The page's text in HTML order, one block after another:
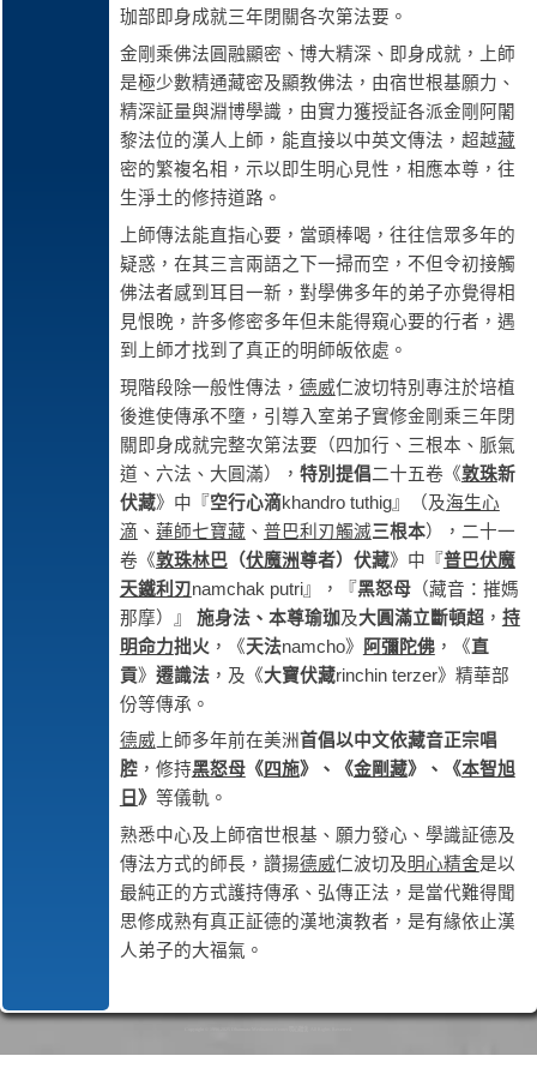
珈部即身成就三年閉關各次第法要。
金剛乘佛法圓融顯密、博大精深、即身成就，上師
是極少數精通藏密及顯教佛法，由宿世根基願力、
精深証量與淵博學識，由實力獲授証各派金剛阿闍
黎法位的漢人上師，能直接以中英文傳法，超越藏
密的繁複名相，示以即生明心見性，相應本尊，往
生淨土的修持道路。
上師傳法能直指心要，當頭棒喝，往往信眾多年的
疑惑，在其三言兩語之下一掃而空，不但令初接觸
佛法者感到耳目一新，對學佛多年的弟子亦覺得相
見恨晚，許多修密多年但未能得窺心要的行者，遇
到上師才找到了真正的明師皈依處。
現階段除一般性傳法， 德威仁波切特別專注於培植
後進使傳承不墮，引導入室弟子實修金剛乘三年閉
關即身成就完整次第法要（四加行、三根本、脈氣
道、六法、大圓滿）， 特別 提倡二十五卷《敦珠新
伏藏》中『空行心滴khandro tuthig』（及海生心
滴 、 蓮師七寶藏 、 普巴利刃觸滅三根本），二十一
卷《敦珠林巴（伏魔洲尊者）伏藏》中『普巴伏魔
天鐵利刃namchak putri』，『黑怒母（藏音：摧媽
那摩）』 施身法、本尊瑜珈 及大圓滿立斷頓超， 持
明命力拙火 ，《天法namcho》 阿彌陀佛，《直
貢》 遷識法，及《大寶伏藏rinchin terzer》精華部
份等傳承。
德威 上師多年前在美洲首倡以中文依藏音正宗唱
腔，修持黑怒母《四施》、《金剛藏》、《本智旭
日 》 等儀軌。
熟悉中心及上師宿世根基、願力發心、學識証德及
傳法方式的師長，讚揚德威仁波切及明心精舍是以
最純正的方式護持傳承、弘傳正法，是當代難得聞
思修成熟有真正証德的漢地演教者，是有緣依止漢
人弟子的大福氣。